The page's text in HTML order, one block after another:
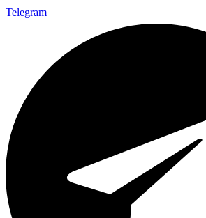
Telegram